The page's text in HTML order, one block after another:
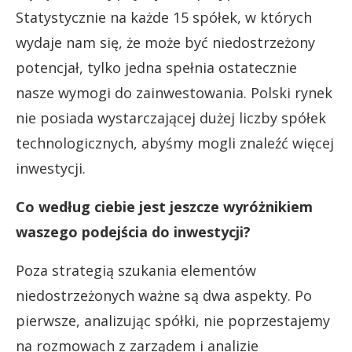
Statystycznie na każde 15 spółek, w których
wydaje nam się, że może być niedostrzeżony
potencjał, tylko jedna spełnia ostatecznie
nasze wymogi do zainwestowania. Polski rynek
nie posiada wystarczającej dużej liczby spółek
technologicznych, abyśmy mogli znaleźć więcej
inwestycji.
Co według ciebie jest jeszcze wyróżnikiem
waszego podejścia do inwestycji?
Poza strategią szukania elementów
niedostrzeżonych ważne są dwa aspekty. Po
pierwsze, analizując spółki, nie poprzestajemy
na rozmowach z zarządem i analizie